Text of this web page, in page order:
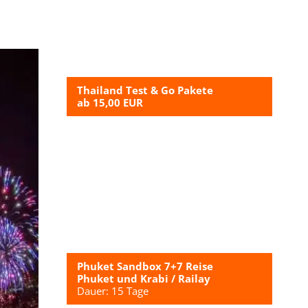
Thailand Test & Go Pakete
ab 15,00 EUR
Phuket Sandbox 7+7 Reise
Phuket und Krabi / Railay
Dauer: 15 Tage